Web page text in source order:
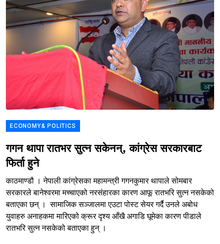
ECONOMY& POLITICS
गगन थापा रातभर सुत्न सकेनन्, कांग्रेस सरकारबाट
फिर्ता हुने
काठमाण्डौ । नेपाली कांग्रेसका महामन्त्री गगनकुमार थापाले सोमबार
सरकारले बानेश्वरमा मच्चाएको नरसंहारका कारण आफू रातभरि सुत्न नसकेको
बताएका छन् । सामाजिक सञ्जालमा एउटा पोस्ट सेयर गर्दै उनले अबोध
युवाहरु अनाहकमा मारिएको क्रूर दृश्य आँखै अगाडि घूमेका कारण पीडाले
रातभरि सुत्न नसकेको बताएका हुन् ।